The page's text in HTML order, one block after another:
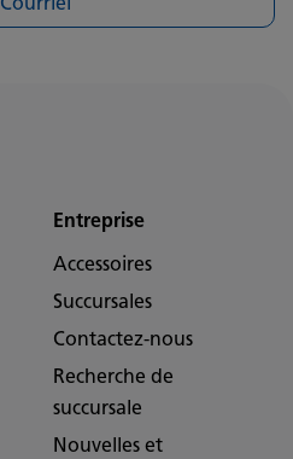
Entreprise
Accessoires
Succursales
Contactez-nous
Recherche de
succursale
Nouvelles et